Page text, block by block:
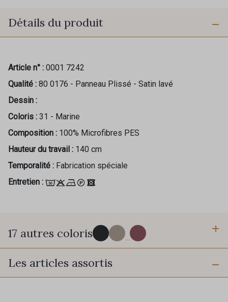
Détails du produit
Article n° : 0001 7242
Qualité : 80 0176 - Panneau Plissé - Satin lavé
Dessin :
Coloris : 31 - Marine
Composition : 100% Microfibres PES
Hauteur du travail : 140 cm
Temporalité : Fabrication spéciale
Entretien :
17 autres coloris
60 - Noir
Les articles assortis
Cadeau : 10% offerts sur votre
commande !
Recevez chaque semaine un clin d’œil rempli de
nouveautés, d’inspirations et de promotions.